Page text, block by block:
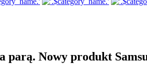
parą. Nowy produkt